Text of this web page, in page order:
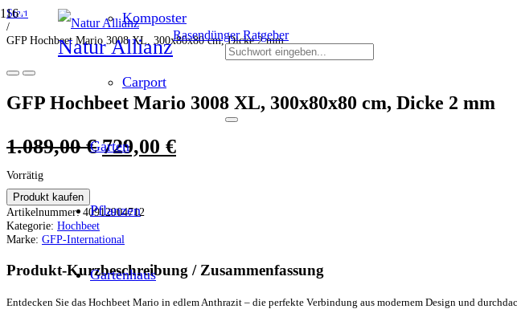
Natur Allianz
Rasendünger Ratgeber
Komposter
Carport
Garten
Pflanzen
Gartenhaus
Start
/
GFP Hochbeet Mario 3008 XL, 300x80x80 cm, Dicke 2 mm
GFP Hochbeet Mario 3008 XL, 300x80x80 cm, Dicke 2 mm
1.089,00€ Ursprünglicher
1.089,00 €
729,00 €Aktueller
Vorrätig
Produkt kaufen
Artikelnummer:40912904712
Kategorie: Hochbeet
Marke: GFP-International
Produkt-Kurzbeschreibung / Zusammenfassung
Entdecken Sie das Hochbeet Mario in edlem Anthrazit – die perfekte Verbindung aus modernem Design und
ANGEBOT!
ANGEBOT!
ANGEBOT!
ANGEBOT!
ANGEBOT!
ANGEBOT!